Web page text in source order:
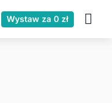
Wystaw za 0 zł